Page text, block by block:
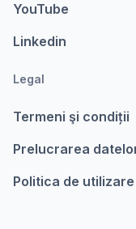
YouTube
Linkedin
Legal
Termeni şi condiții
Prelucrarea
Politica de